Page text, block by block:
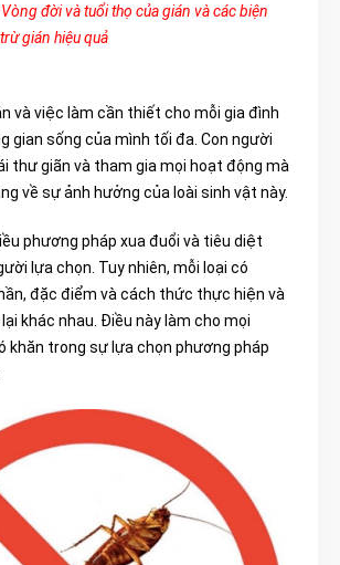
Vòng đời và tuổi thọ của gián và các biện
gián hiệu quả
và việc làm cần thiết cho mỗi gia đình
gian sống của mình tối đa. Con người
thư giãn và tham gia mọi hoạt động mà
về sự ảnh hưởng của loài sinh vật này.
phương pháp xua đuổi và tiêu diệt
lựa chọn. Tuy nhiên, mỗi loại có
đặc điểm và cách thức thực hiện và
khác nhau. Điều này làm cho mọi
khăn trong sự lựa chọn phương pháp